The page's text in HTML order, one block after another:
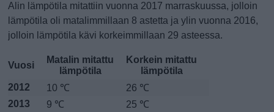
Alin lämpötila mitattiin vuonna 2017 marraskuussa, jolloin
lämpötila oli matalimmillaan 8 astetta ja ylin vuonna 2016,
jolloin lämpötila kävi korkeimmillaan 29 asteessa.
Vuosi
Matalin mitattu
lämpötila
Korkein mitattu
lämpötila
2012
10 ℃
26 ℃
2013
9 ℃
25 ℃